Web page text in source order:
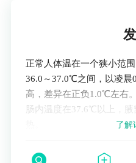
正常人体温在一个狭小范
36.0～37.0℃之间，以凌晨
高，差异在正负1.0℃左右
肠内温度在37.6℃以上，
了解